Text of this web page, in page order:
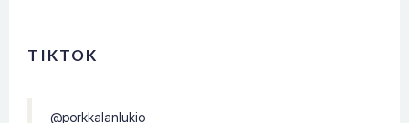
TIKTOK
@porkkalanlukio